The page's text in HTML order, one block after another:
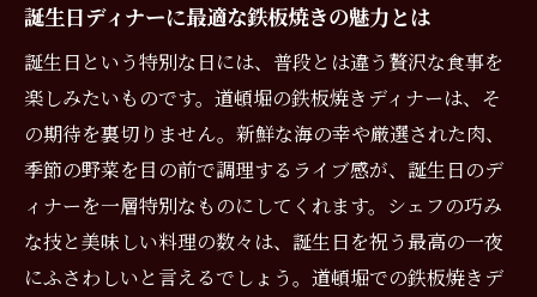
誕生日ディナーに最適な鉄板焼きの魅力とは
誕生日という特別な日には、普段とは違う贅沢な食事を
楽しみたいものです。道頓堀の鉄板焼きディナーは、そ
の期待を裏切りません。新鮮な海の幸や厳選された肉、
季節の野菜を目の前で調理するライブ感が、誕生日のデ
ィナーを一層特別なものにしてくれます。シェフの巧み
な技と美味しい料理の数々は、誕生日を祝う最高の一夜
にふさわしいと言えるでしょう。道頓堀での鉄板焼きデ